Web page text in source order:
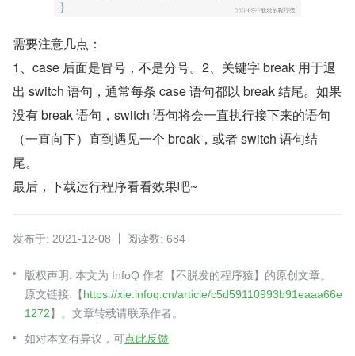
​需要注意几点：
1、case 后面是冒号，不是分号。2、关键字 break 用于退
出 switch 语句，通常每条 case 语句都以 break 结尾。如果
没有 break 语句，switch 语句将会一直执行接下来的语句
（一直向下）直到遇见一个 break，或者 switch 语句结
尾。
最后，下载运行程序看看效果吧~
发布于: 2021-12-08 阅读数: 684
版权声明: 本文为 InfoQ 作者【不脱发的程序猿】的原创文章。
原文链接:【https://xie.infoq.cn/article/c5d59110993b91eaaa66e
1272】。文章转载请联系作者。
如对本文有异议，可点此反馈